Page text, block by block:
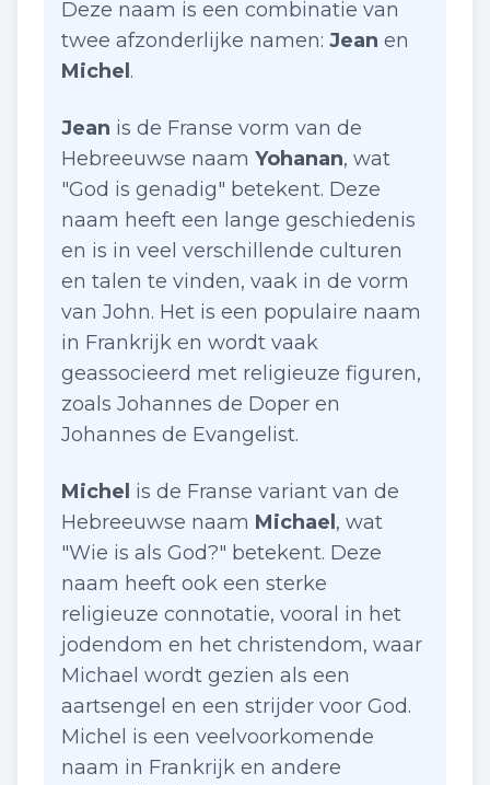
Deze naam is een combinatie van
twee afzonderlijke namen: Jean en
Michel .
Jean is de Franse vorm van de
Hebreeuwse naam Yohanan, wat
"God is genadig" betekent. Deze
naam heeft een lange geschiedenis
en is in veel verschillende culturen
en talen te vinden, vaak in de vorm
van John. Het is een populaire naam
in Frankrijk en wordt vaak
geassocieerd met religieuze figuren,
zoals Johannes de Doper en
Johannes de Evangelist.
Michel is de Franse variant van de
Hebreeuwse naam Michael , wat
"Wie is als God?" betekent. Deze
naam heeft ook een sterke
religieuze connotatie, vooral in het
jodendom en het christendom, waar
Michael wordt gezien als een
aartsengel en een strijder voor God.
Michel is een veelvoorkomende
naam in Frankrijk en andere